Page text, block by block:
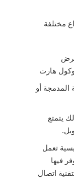
مختلفة
المدمجة أو
يتمتع
تعمل
فيها
اتصال